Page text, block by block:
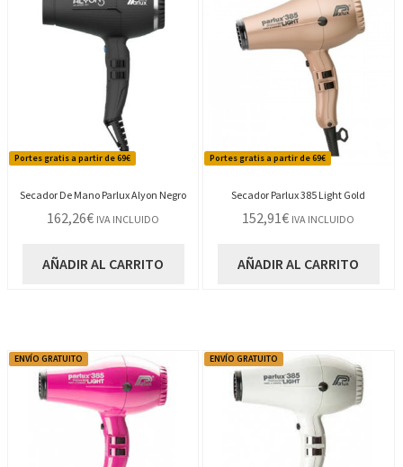
Portes gratis a partir de 69€
Secador De Mano Parlux Alyon Negro
162,26€ IVA INCLUIDO
AÑADIR AL CARRITO
Portes gratis a partir de 69€
Secador Parlux 385 Light Gold
152,91€ IVA INCLUIDO
AÑADIR AL CARRITO
ENVÍO GRATUITO ENVÍO GRATUITO